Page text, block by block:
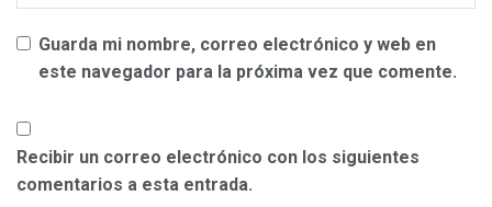
Guarda mi nombre, correo electrónico y web en
este navegador para la próxima vez que comente.
Recibir un correo electrónico con los siguientes
comentarios a esta entrada.